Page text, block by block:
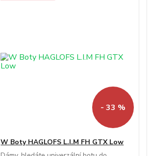
- 33 %
W Boty HAGLOFS L.I.M FH GTX Low